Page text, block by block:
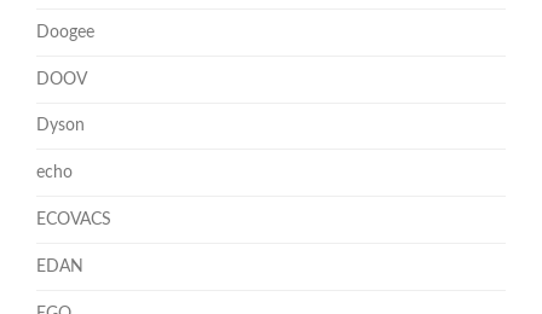
Doogee
DOOV
Dyson
echo
ECOVACS
EDAN